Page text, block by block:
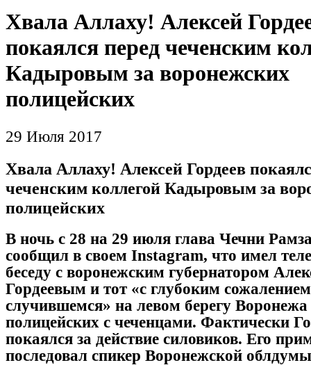
Хвала Аллаху! Алексей
покаялся перед чеченским
Кадыровым за воронежских
полицейских
29 Июля 2017
Хвала Аллаху! Алексей Гордеев
чеченским коллегой Кадыровым за
полицейских
В ночь с 28 на 29 июля глава Чечни
сообщил в своем Instagram, что имел
беседу с воронежским губернатором
Гордеевым и тот «с глубоким
случившемся» на левом берегу
полицейских с чеченцами. Фактически
покаялся за действие силовиков. Его
последовал спикер Воронежской